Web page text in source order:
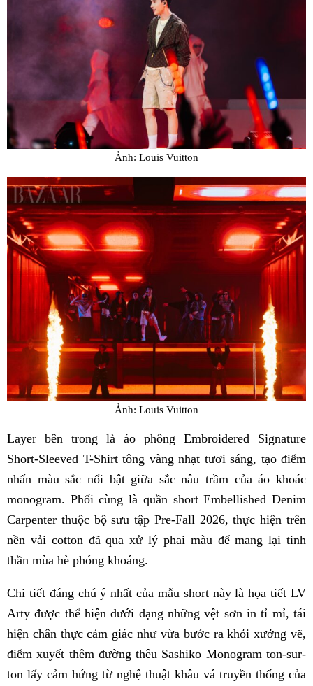
Ảnh: Louis Vuitton
Ảnh: Louis Vuitton
Layer bên trong là áo phông Embroidered Signature
Short-Sleeved T-Shirt tông vàng nhạt tươi sáng, tạo điểm
nhấn màu sắc nổi bật giữa sắc nâu trầm của áo khoác
monogram. Phối cùng là quần short Embellished Denim
Carpenter thuộc bộ sưu tập Pre-Fall 2026, thực hiện trên
nền vải cotton đã qua xử lý phai màu để mang lại tinh
thần mùa hè phóng khoáng.
Chi tiết đáng chú ý nhất của mẫu short này là họa tiết LV
Arty được thể hiện dưới dạng những vệt sơn in tỉ mỉ, tái
hiện chân thực cảm giác như vừa bước ra khỏi xưởng vẽ,
điểm xuyết thêm đường thêu Sashiko Monogram ton-sur-
ton lấy cảm hứng từ nghệ thuật khâu vá truyền thống của